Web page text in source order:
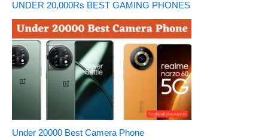
UNDER 20,000Rs BEST GAMING PHONES
Under 20000 Best Camera Phone